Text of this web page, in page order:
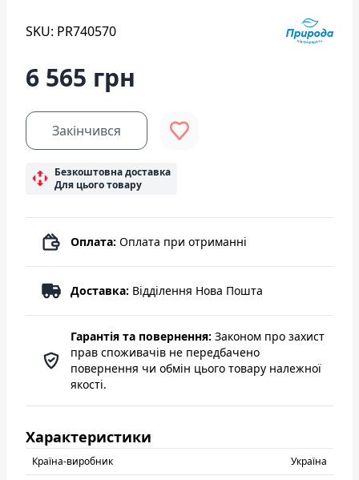
SKU: PR740570
6 565 грн
Закінчився
Безкоштовна доставка
Для цього товару
Оплата: Оплата при отриманні
Доставка: Відділення Нова Пошта
Гарантія та повернення: Законом про захист
прав споживачів не передбачено
повернення чи обмін цього товару належної
якості.
Характеристики
Країна-виробник
Україна